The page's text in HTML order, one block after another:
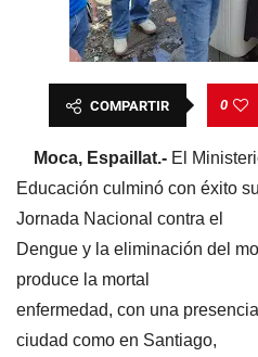
COMPARTIR 0
Moca, Espaillat.- El
Educación culminó con éxito
Jornada Nacional contra el
Dengue y la eliminación del
produce la mortal
enfermedad, con una
ciudad como en Santiago,